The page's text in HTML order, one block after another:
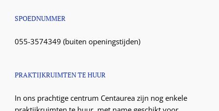
SPOEDNUMMER
055-3574349 (buiten openingstijden)
PRAKTIJKRUIMTEN TE HUUR
In ons prachtige centrum Centaurea zijn nog enkele